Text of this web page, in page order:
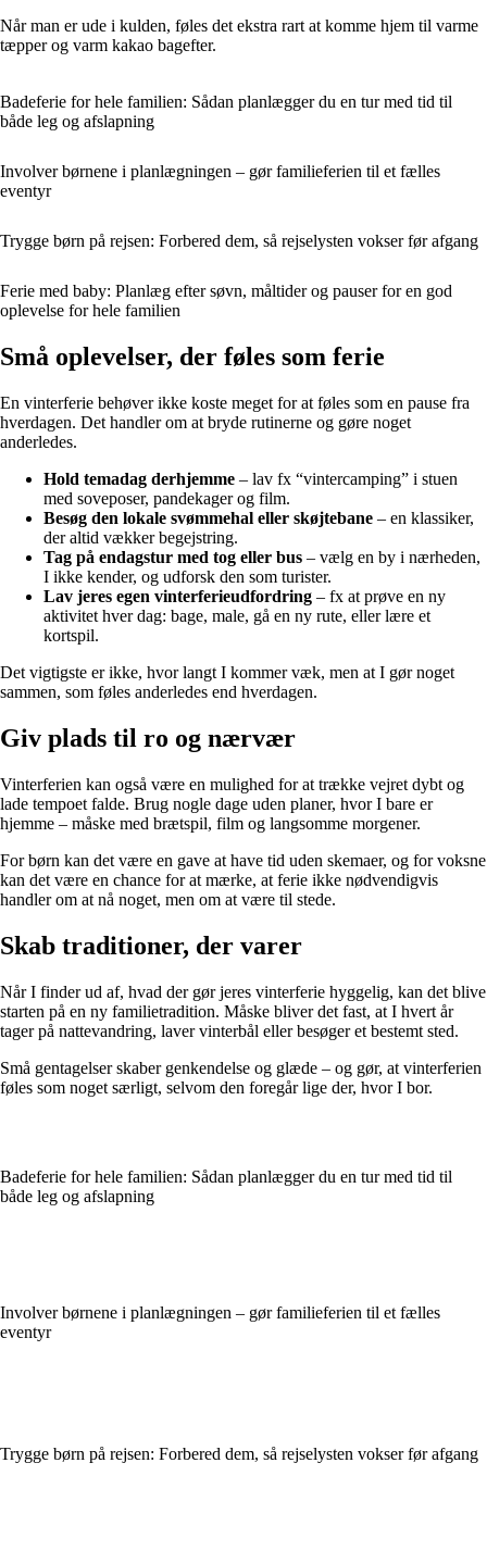
Når man er ude i kulden, føles det ekstra rart at komme hjem til varme
tæpper og varm kakao bagefter.
Badeferie for hele familien: Sådan planlægger du en tur med tid til
både leg og afslapning
Involver børnene i planlægningen – gør familieferien til et fælles
eventyr
Trygge børn på rejsen: Forbered dem, så rejselysten vokser før afgang
Ferie med baby: Planlæg efter søvn, måltider og pauser for en god
oplevelse for hele familien
Små oplevelser, der føles som ferie
En vinterferie behøver ikke koste meget for at føles som en pause fra
hverdagen. Det handler om at bryde rutinerne og gøre noget
anderledes.
Hold temadag derhjemme – lav fx “vintercamping” i stuen
med soveposer, pandekager og film.
Besøg den lokale svømmehal eller skøjtebane – en klassiker,
der altid vækker begejstring.
Tag på endagstur med tog eller bus – vælg en by i nærheden,
I ikke kender, og udforsk den som turister.
Lav jeres egen vinterferieudfordring – fx at prøve en ny
aktivitet hver dag: bage, male, gå en ny rute, eller lære et
kortspil.
Det vigtigste er ikke, hvor langt I kommer væk, men at I gør noget
sammen, som føles anderledes end hverdagen.
Giv plads til ro og nærvær
Vinterferien kan også være en mulighed for at trække vejret dybt og
lade tempoet falde. Brug nogle dage uden planer, hvor I bare er
hjemme – måske med brætspil, film og langsomme morgener.
For børn kan det være en gave at have tid uden skemaer, og for voksne
kan det være en chance for at mærke, at ferie ikke nødvendigvis
handler om at nå noget, men om at være til stede.
Skab traditioner, der varer
Når I finder ud af, hvad der gør jeres vinterferie hyggelig, kan det blive
starten på en ny familietradition. Måske bliver det fast, at I hvert år
tager på nattevandring, laver vinterbål eller besøger et bestemt sted.
Små gentagelser skaber genkendelse og glæde – og gør, at vinterferien
føles som noget særligt, selvom den foregår lige der, hvor I bor.
Badeferie for hele familien: Sådan planlægger du en tur med tid til
både leg og afslapning
Involver børnene i planlægningen – gør familieferien til et fælles
eventyr
Trygge børn på rejsen: Forbered dem, så rejselysten vokser før afgang